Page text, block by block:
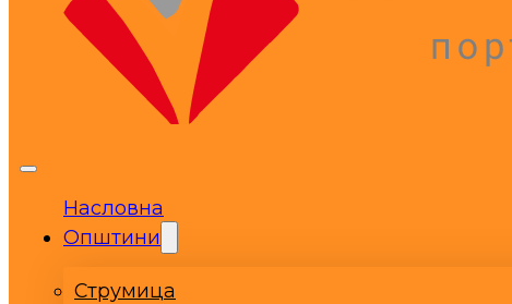
Насловна
Општини
Струмица